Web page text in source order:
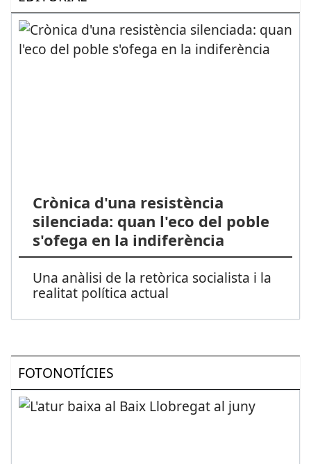
Crònica d'una resistència
silenciada: quan l'eco del poble
s'ofega en la indiferència
Una anàlisi de la retòrica socialista i la
realitat política actual
FOTONOTÍCIES